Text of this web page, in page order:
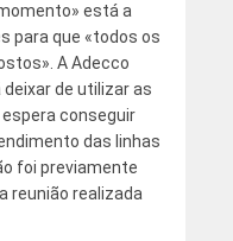
está a
para que «todos os
A Adecco
de utilizar as
conseguir
das linhas
foi previamente
reunião realizada